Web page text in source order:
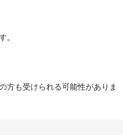
。
方も受けられる可能性がありま